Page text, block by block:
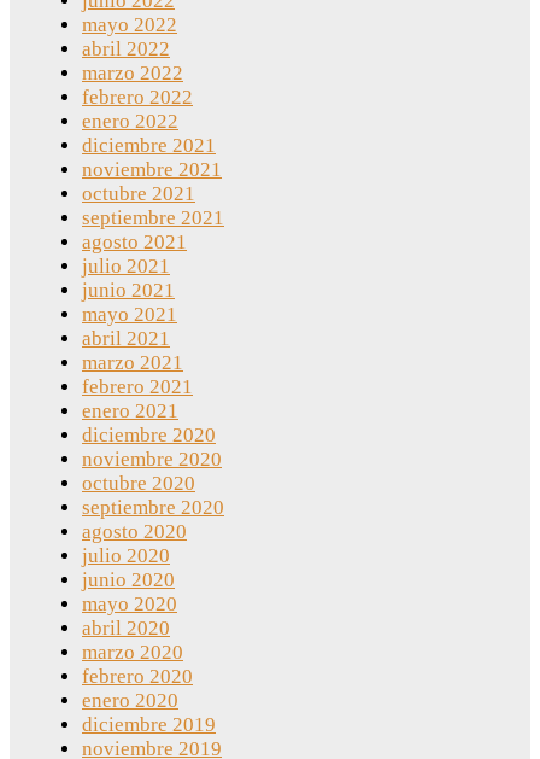
mayo 2022
abril 2022
marzo 2022
febrero 2022
enero 2022
diciembre 2021
noviembre 2021
octubre 2021
septiembre 2021
agosto 2021
julio 2021
junio 2021
mayo 2021
abril 2021
marzo 2021
febrero 2021
enero 2021
diciembre 2020
noviembre 2020
octubre 2020
septiembre 2020
agosto 2020
julio 2020
junio 2020
mayo 2020
abril 2020
marzo 2020
febrero 2020
enero 2020
diciembre 2019
noviembre 2019